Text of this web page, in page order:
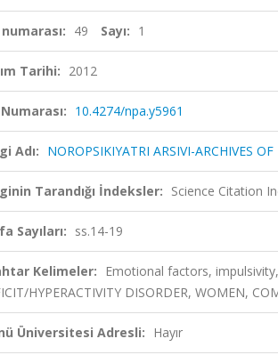
49 Sayı: 1
Tarihi: 2012
10.4274/npa.y5961
Adı: NOROPSIKIYATRI ARSIVI-ARCHIVES
Tarandığı İndeksler: Science Citation
Sayıları: ss.14-19
Kelimeler: Emotional factors,
HYPERACTIVITY DISORDER, WOMEN,
Üniversitesi Adresli: Hayır